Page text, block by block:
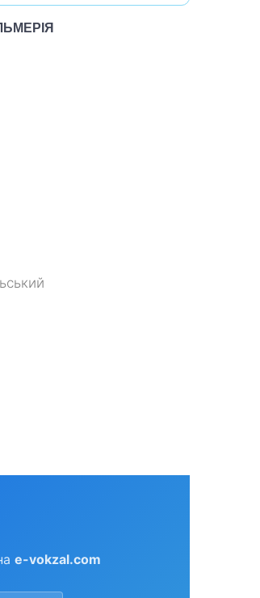
e-vokzal.com